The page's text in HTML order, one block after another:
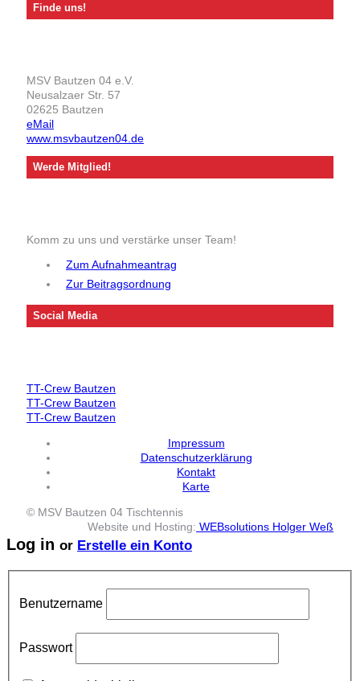
Finde uns!
MSV Bautzen 04 e.V.
Neusalzaer Str. 57
02625 Bautzen
eMail
www.msvbautzen04.de
Werde Mitglied!
Komm zu uns und verstärke unser Team!
Zum Aufnahmeantrag
Zur Beitragsordnung
Social Media
TT-Crew Bautzen
TT-Crew Bautzen
TT-Crew Bautzen
Impressum
Datenschutzerklärung
Kontakt
Karte
© MSV Bautzen 04 Tischtennis
Website und Hosting: WEBsolutions Holger Weß
Log in or Erstelle ein Konto
Benutzername
Passwort